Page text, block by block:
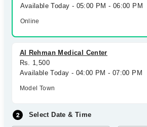
Join as Doctor
Available Today - 05:00 PM - 06:00 PM
Online
Al Rehman Medical Center
Rs. 1,500
Available Today - 04:00 PM - 07:00 PM
Model Town
Select Date & Time